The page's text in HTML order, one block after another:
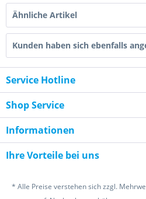
Ähnliche Artikel
Kunden haben sich ebenfalls
Service Hotline
Shop Service
Informationen
Ihre Vorteile bei uns
* Alle Preise verstehen sich zzgl.